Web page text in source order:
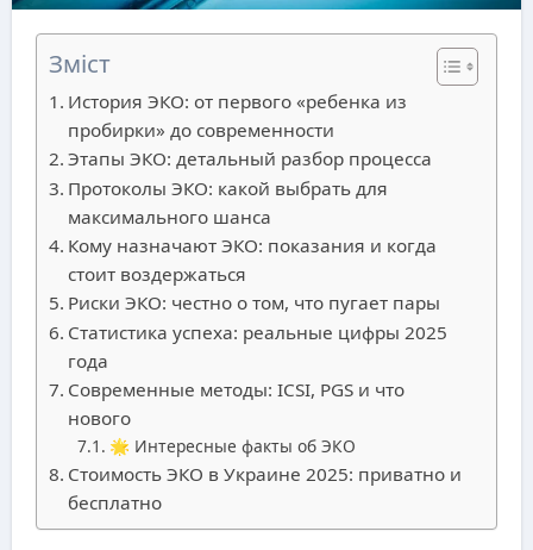
Зміст
История ЭКО: от первого «ребенка из
пробирки» до современности
Этапы ЭКО: детальный разбор процесса
Протоколы ЭКО: какой выбрать для
максимального шанса
Кому назначают ЭКО: показания и когда
стоит воздержаться
Риски ЭКО: честно о том, что пугает пары
Статистика успеха: реальные цифры 2025
года
Современные методы: ICSI, PGS и что
нового
🌟 Интересные факты об ЭКО
Стоимость ЭКО в Украине 2025: приватно и
бесплатно